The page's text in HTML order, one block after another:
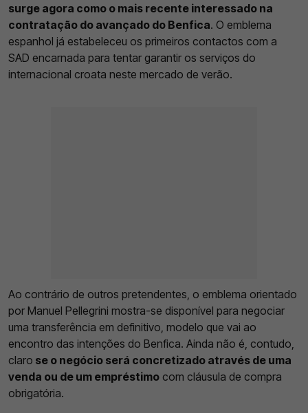
surge agora como o mais recente interessado na
contratação do avançado do Benfica. O emblema
espanhol já estabeleceu os primeiros contactos com a
SAD encarnada para tentar garantir os serviços do
internacional croata neste mercado de verão.
Ao contrário de outros pretendentes, o emblema orientado
por Manuel Pellegrini mostra-se disponível para negociar
uma transferência em definitivo, modelo que vai ao
encontro das intenções do Benfica. Ainda não é, contudo,
claro se o negócio será concretizado através de uma
venda ou de um empréstimo com cláusula de compra
obrigatória.